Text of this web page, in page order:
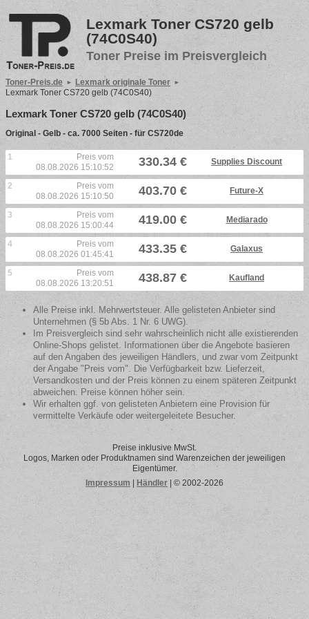
Lexmark Toner CS720 gelb
(74C0S40)
Toner Preise im Preisvergleich
Toner-Preis.de
Lexmark originale Toner
Lexmark Toner CS720 gelb (74C0S40)
Lexmark Toner CS720 gelb (74C0S40)
Original - Gelb - ca. 7000 Seiten - für CS720de
1
Preis vom
08.08.2026 15:10:52
330.34 € Supplies Discount
2
Preis vom
08.08.2026 15:10:50
403.70 € Future-X
3
Preis vom
08.08.2026 15:00:44
419.00 € Mediarado
4
Preis vom
08.08.2026 01:45:41
433.35 € Galaxus
5
Preis vom
08.08.2026 13:20:51
438.87 € Kaufland
Alle Preise inkl. Mehrwertsteuer. Alle gelisteten Anbieter sind
Unternehmen (§ 5b Abs. 1 Nr. 6 UWG).
Im Preisvergleich sind sehr wahrscheinlich nicht alle existierenden
Online-Shops gelistet. Informationen über die Angebote basieren
auf den Angaben des jeweiligen Händlers, und zwar vom Zeitpunkt
der Angabe "Preis vom". Die Verfügbarkeit bzw. Lieferzeit,
Versandkosten und der Preis können zu einem späteren Zeitpunkt
abweichen. Preise können höher sein.
Wir erhalten ggf. von gelisteten Anbietern eine Provision für
vermittelte Verkäufe oder weitergeleitete Besucher.
Preise inklusive MwSt.
Logos, Marken oder Produktnamen sind Warenzeichen der jeweiligen
Eigentümer.
Impressum
Händler | © 2002-2026